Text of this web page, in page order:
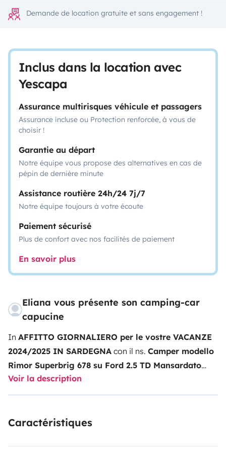
Demande de location gratuite et sans engagement !
Inclus dans la location avec
Yescapa
Assurance multirisques véhicule et passagers
Assurance incluse ou Protection renforcée, à vous de
choisir !
Garantie au départ
Notre équipe vous propose des alternatives en cas de
pépin de dernière minute
Assistance routière 24h/24 7j/7
Notre équipe toujours à votre écoute
Paiement sécurisé
Plus de confort avec nos facilités de paiement
En savoir plus
Eliana vous présente son camping-car
capucine
In AFFITTO GIORNALIERO per le vostre VACANZE
2024/2025 IN SARDEGNA con il ns. Camper modello
Rimor Superbrig 678 su Ford 2.5 TD Mansardato
PATENTE B:7 posti omologati in viaggio, 7 posti
letto , 6 gomme nuove, trazione posteriore ruote
altezza 2,95 m. -accessoriato di tutto ,
Voir la description
Caractéristiques